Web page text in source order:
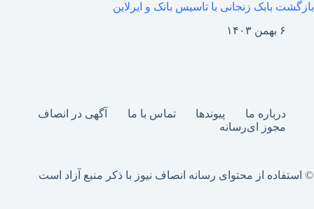
بازگشت بابک زنجانی با تاسیس بانک و ایرلاین
۶ بهمن ۱۴۰۳
درباره ما پیوندها تماس با ما
آگهی در انصاف
مجوز ای‌رسانه
© استفاده از محتوای رسانه انصاف نیوز با ذکر منبع آزاد است